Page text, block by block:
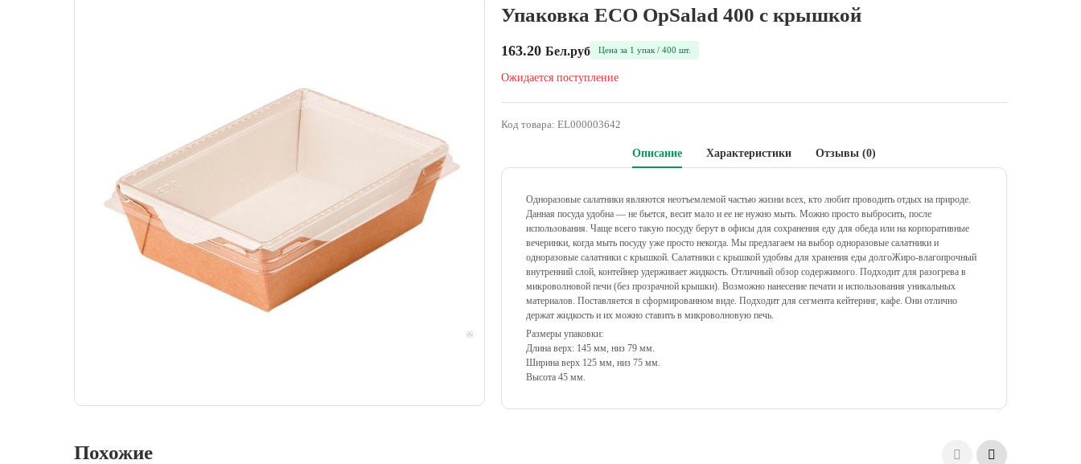
Упаковка ECO OpSalad 400 с крышкой
163.20 Бел.руб Цена за 1 упак / 400 шт.
Ожидается поступление
Код товара: EL000003642
Описание Характеристики Отзывы (0)
Одноразовые салатники являются неотъемлемой частью жизни всех, кто любит проводить отдых на природе.
Данная посуда удобна — не бьется, весит мало и ее не нужно мыть. Можно просто выбросить, после
использования. Чаще всего такую посуду берут в офисы для сохранения еду для обеда или на корпоративные
вечеринки, когда мыть посуду уже просто некогда. Мы предлагаем на выбор одноразовые салатники и
одноразовые салатники с крышкой. Салатники с крышкой удобны для хранения еды долгоЖиро-влагопрочный
внутренний слой, контейнер удерживает жидкость. Отличный обзор содержимого. Подходит для разогрева в
микроволновой печи (без прозрачной крышки). Возможно нанесение печати и использования уникальных
материалов. Поставляется в сформированном виде. Подходит для сегмента кейтеринг, кафе. Они отлично
держат жидкость и их можно ставить в микроволновую печь.
Размеры упаковки:
Длина верх: 145 мм, низ 79 мм.
Ширина верх 125 мм, низ 75 мм.
Высота 45 мм.
Похожие